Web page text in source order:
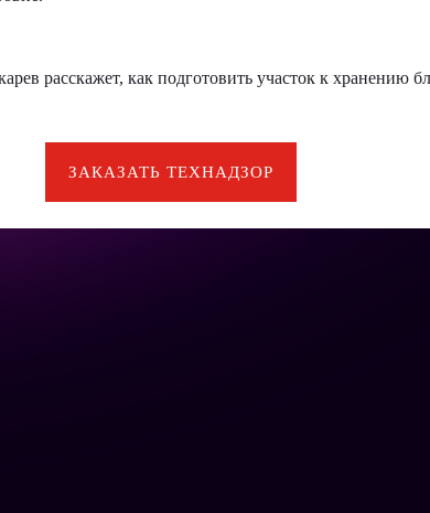
расскажет, как подготовить участок к хранению
ЗАКАЗАТЬ ТЕХНАДЗОР